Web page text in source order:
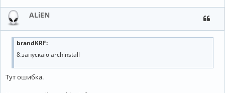
ALiEN
brandKRF:
8.запускаю archinstall
Тут ошибка.